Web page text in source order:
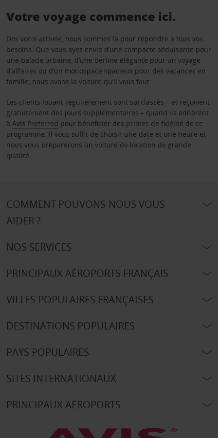
Votre voyage commence ici.
Dès votre arrivée, nous sommes là pour répondre à tous vos
besoins. Que vous ayez envie d’une compacte séduisante pour
une balade urbaine, d’une berline élégante pour un voyage
d’affaires ou d’un monospace spacieux pour des vacances en
famille, nous avons la voiture qu’il vous faut.
Les clients louant régulièrement sont surclassés – et reçoivent
gratuitement des jours supplémentaires – quand ils adhèrent
à Avis Preferred pour bénéficier des primes de fidélité de ce
programme. Il vous suffit de choisir une date et une heure et
nous vous préparerons un voiture de location de grande
qualité.
COMMENT POUVONS-NOUS VOUS
AIDER ?
NOS SERVICES
PRINCIPAUX AÉROPORTS FRANÇAIS
VILLES POPULAIRES FRANÇAISES
DESTINATIONS POPULAIRES
PAYS POPULAIRES
SITES INTERNATIONAUX
PRINCIPAUX AÉROPORTS